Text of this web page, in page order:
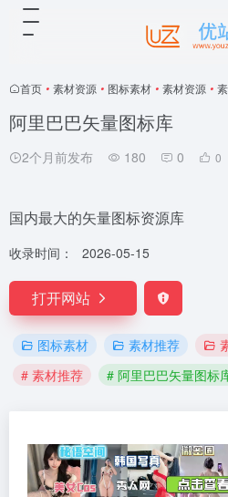
首页 • 素材资源 • 图标素材 • 素材资源 •
阿里巴巴矢量图标库
2个月前发布 180 0 0
国内最大的矢量图标资源库
收录时间： 2026-05-15
打开网站
图标素材 素材推荐
# 素材推荐
# 阿里巴巴矢量图标